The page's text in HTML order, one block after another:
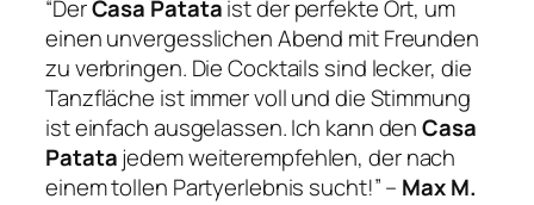
“DerCasa Patataist der perfekte Ort, um
einen unvergesslichen Abend mit Freunden
zu verbringen. Die Cocktails sind lecker, die
Tanzfläche ist immer voll und die Stimmung
ist einfach ausgelassen. Ich kann denCasa
Patatajedem weiterempfehlen, der nach
einem tollen Partyerlebnis sucht!” – Max M.